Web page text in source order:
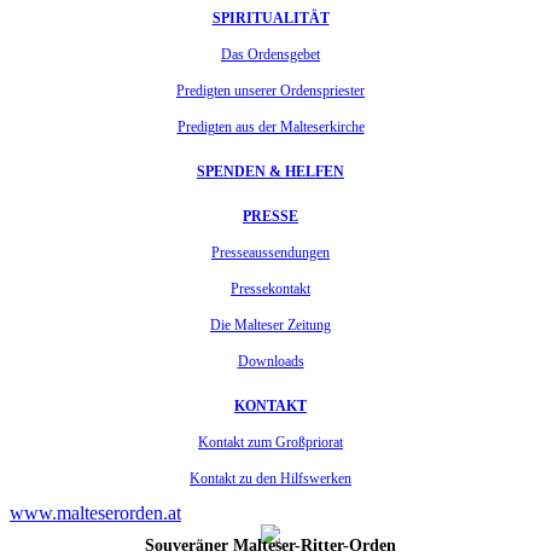
SPIRITUALITÄT
Das Ordensgebet
Predigten unserer Ordenspriester
Predigten aus der Malteserkirche
SPENDEN & HELFEN
PRESSE
Presseaussendungen
Pressekontakt
Die Malteser Zeitung
Downloads
KONTAKT
Kontakt zum Großpriorat
Kontakt zu den Hilfswerken
www.malteserorden.at
Souveräner Malteser-Ritter-Orden